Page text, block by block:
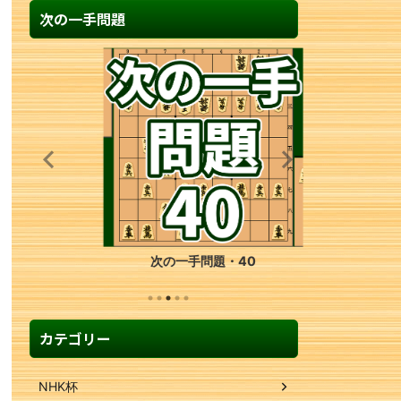
次の一手問題
次の一手問題・40
カテゴリー
NHK杯